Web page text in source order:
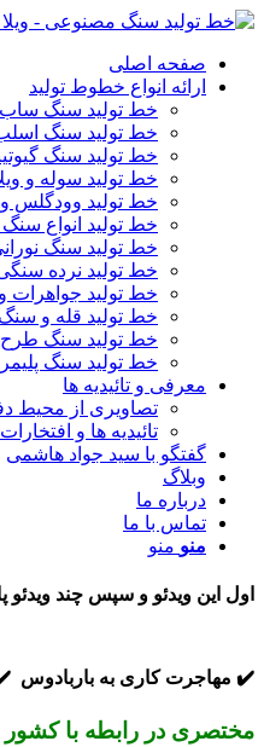
صفحه اصلی
ارائه انواع خطوط تولید
خط تولید سنگ ساب
خط تولید سنگ
خط تولید سنگ
خط تولید سوله و
خط تولید وودگلس و
خط تولید انواع سنگ
خط تولید سنگ
خط تولید نرده
خط تولید جواهرات
خط تولید قله و
خط تولید سنگ
خط تولید سنگ
معرفی و تائیدیه ها
تصاویری از محیط
تائیدیه ها و افتخارات
گفتگو با سید جواد هاشمی
وبلاگ
درباره ما
تماس با ما
منو منو
اول این ویدئو و سپس چند ویدئو
✔️ مهاجرت کاری به باربادوس
مختصری در رابطه با کشور